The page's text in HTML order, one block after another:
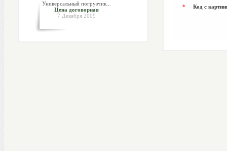
Универсальный погрузчик...
Цена договорная
7 Декабря 2009
* Код с